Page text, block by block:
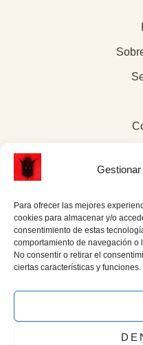
Para ofrecer las mejores
cookies para almacenar y/o
consentimiento de estas
comportamiento de navegación o
No consentir o retirar el
ciertas características y funciones.